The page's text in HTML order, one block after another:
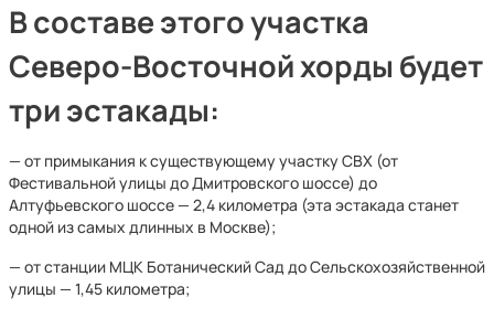
В составе этого участка
Северо-Восточной хорды будет
три эстакады:
— от примыкания к существующему участку СВХ (от
Фестивальной улицы до Дмитровского шоссе) до
Алтуфьевского шоссе — 2,4 километра (эта эстакада станет
одной из самых длинных в Москве);
— от станции МЦК Ботанический Сад до Сельскохозяйственной
улицы — 1,45 километра;